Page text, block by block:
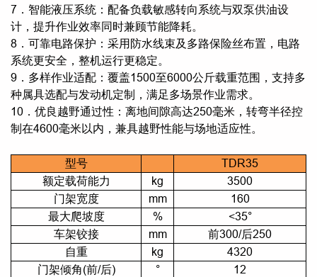
7．智能液压系统：配备负载敏感转向系统与双泵供油设
计，提升作业效率同时兼顾节能降耗。
8．可靠电路保护：采用防水线束及多路保险丝布置，电路
系统更安全，整机运行更稳定。
9．多样作业适配：覆盖1500至6000公斤载重范围，支持多
种属具选配与发动机定制，满足多场景作业需求。
10．优良越野通过性：离地间隙高达250毫米，转弯半径控
制在4600毫米以内，兼具越野性能与场地适应性。
型号
TDR35
额定载荷能力
kg
3500
门架宽度
mm
160
最大爬坡度
%
<35°
车架铰接
mm
前300/后250
自重
kg
4320
门架倾角(前/后)
°
12